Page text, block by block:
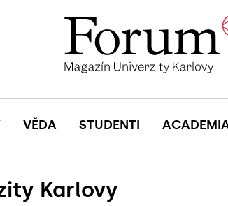
VĚDA STUDENTI
Karlovy